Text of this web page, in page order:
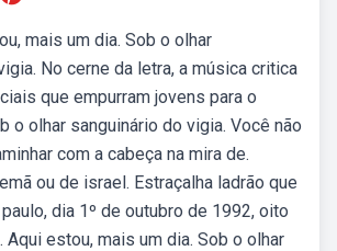
mais um dia. Sob o olhar
No cerne da letra, a música critica
que empurram jovens para o
o olhar sanguinário do vigia. Você não
com a cabeça na mira de.
ou de israel. Estraçalha ladrão que
dia 1º de outubro de 1992, oito
Aqui estou, mais um dia. Sob o olhar